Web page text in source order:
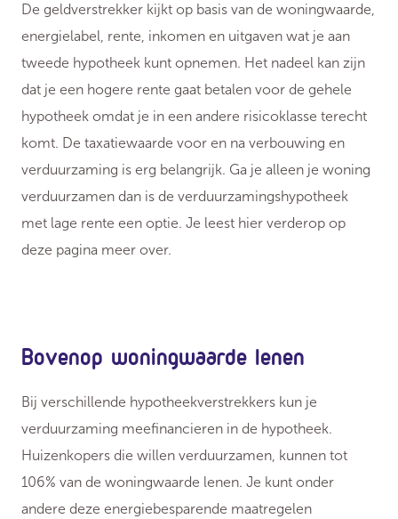
De geldverstrekker kijkt op basis van de woningwaarde,
energielabel, rente, inkomen en uitgaven wat je aan
tweede hypotheek kunt opnemen. Het nadeel kan zijn
dat je een hogere rente gaat betalen voor de gehele
hypotheek omdat je in een andere risicoklasse terecht
komt. De taxatiewaarde voor en na verbouwing en
verduurzaming is erg belangrijk. Ga je alleen je woning
verduurzamen dan is de verduurzamingshypotheek
met lage rente een optie. Je leest hier verderop op
deze pagina meer over.
Bovenop woningwaarde lenen
Bij verschillende hypotheekverstrekkers kun je
verduurzaming meefinancieren in de hypotheek.
Huizenkopers die willen verduurzamen, kunnen tot
106% van de woningwaarde lenen. Je kunt onder
andere deze energiebesparende maatregelen